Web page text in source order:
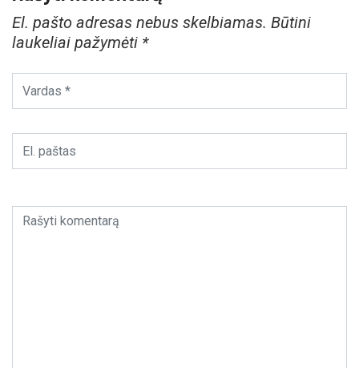
El. pašto adresas nebus skelbiamas. Būtini
laukeliai pažymėti *